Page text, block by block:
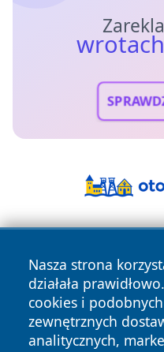
Nasza strona
działała
cookies i
zewnętrznych
analitycznych,
Copyright © 2026
zastrzeżone.